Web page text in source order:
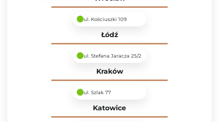
ul. Kościuszki 109
Łódź
ul. Stefana Jaracza 25/2
Kraków
ul. Szlak 77
Katowice